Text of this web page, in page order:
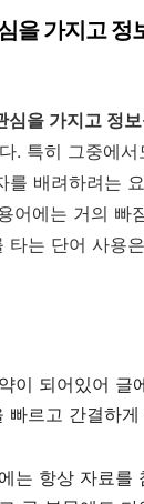
을 가지고 정
심을 가지고 정
. 특히 그중에
를 배려하려는
어에는 거의 빠
타는 단어 사용
이 되어있어 글
빠르고 간결하
는 항상 자료를